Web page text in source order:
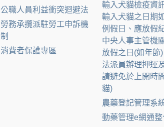
公職人員利益衝突迴避法
勞務承攬派駐勞工申訴機
制
消費者保護專區
輸入犬貓檢疫資
輸入犬貓之日期
例假日、應放假
中央人事主管機
放假之日(如年節
法派員辦理押運
請避免於上開時
貓)
農藥登記管理系
動藥管理e網通整